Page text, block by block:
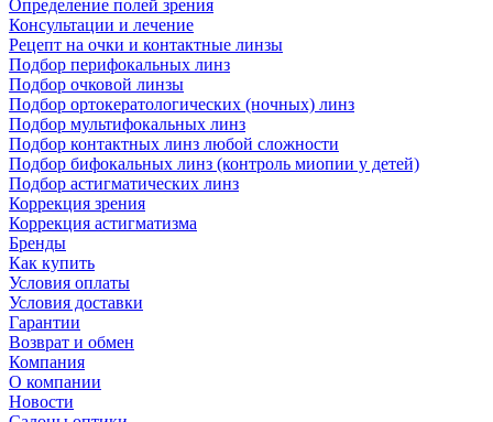
Определение полей зрения
Консультации и лечение
Рецепт на очки и контактные линзы
Подбор перифокальных линз
Подбор очковой линзы
Подбор ортокератологических (ночных) линз
Подбор мультифокальных линз
Подбор контактных линз любой сложности
Подбор бифокальных линз (контроль миопии у детей)
Подбор астигматических линз
Коррекция зрения
Коррекция астигматизма
Бренды
Как купить
Условия оплаты
Условия доставки
Гарантии
Возврат и обмен
Компания
О компании
Новости